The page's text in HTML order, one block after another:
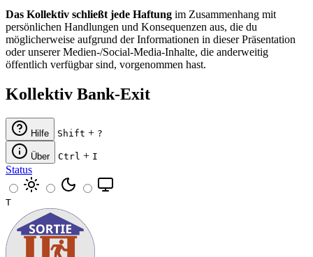
Das Kollektiv schließt jede Haftung im Zusammenhang mit
persönlichen Handlungen und Konsequenzen aus, die du
möglicherweise aufgrund der Informationen in dieser Präsentation
oder unserer Medien-/Social-Media-Inhalte, die anderweitig
öffentlich verfügbar sind, vorgenommen hast.
Kollektiv Bank-Exit
Hilfe Shift + ?
Über Ctrl + I
Status
T